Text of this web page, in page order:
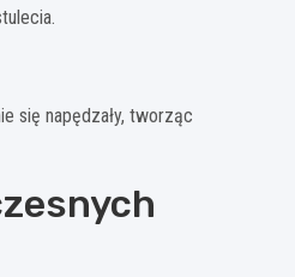
się napędzały, tworząc